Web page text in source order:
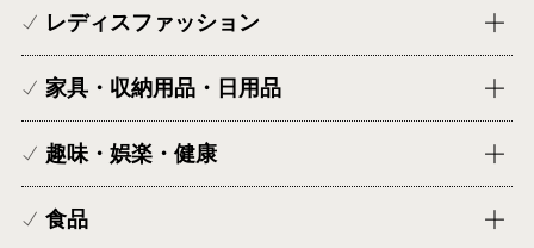
レディスファッション
家具・収納用品・日用品
趣味・娯楽・健康
食品